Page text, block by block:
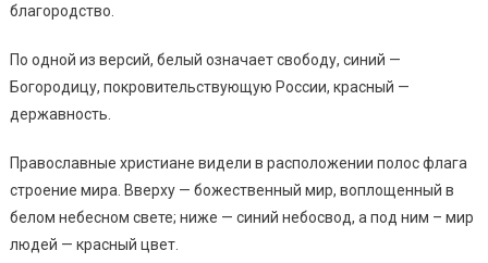
благородство.
По одной из версий, белый означает свободу, синий —
Богородицу, покровительствующую России, красный —
державность.
Православные христиане видели в расположении полос флага
строение мира. Вверху — божественный мир, воплощенный в
белом небесном свете; ниже — синий небосвод, а под ним – мир
людей — красный цвет.